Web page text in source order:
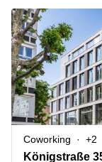
center
Coworking
Space
Seminarraum
Virtuelles
Büro
Geschäftsadresse
Hamburg
Geschäftsadresse
mieten
Düsseldorf
Geschäftsadresse
Stuttgart
Büro
Ruhrallee
9
Dortmund
Office Club
Ballindamm
3
Rahel-
Hirsch-
Straße
Büro vermieten
Preis
Log-in
Coworking +2
Königstraße